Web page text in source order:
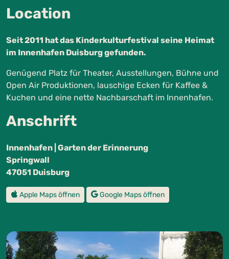
Location
Seit 2011 hat das Kinderkulturfestival seine Heimat
im Innenhafen Duisburg gefunden.
Genügend Platz für Theater, Ausstellungen, Bühne und
Open Air Produktionen, lauschige Ecken für Kaffee &
Kuchen und eine nette Nachbarschaft im Innenhafen.
Anschrift
Innenhafen | Garten der Erinnerung
Springwall
47051 Duisburg
Apple Maps öffnen Google Maps öffnen